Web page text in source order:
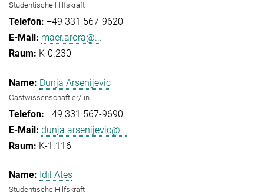
Studentische Hilfskraft
+49 331 567-9620
maer.arora@...
K-0.230
Dunja Arsenijevic
Gastwissenschaftler/-in
+49 331 567-9690
dunja.arsenijevic@...
K-1.116
Idil Ates
Studentische Hilfskraft